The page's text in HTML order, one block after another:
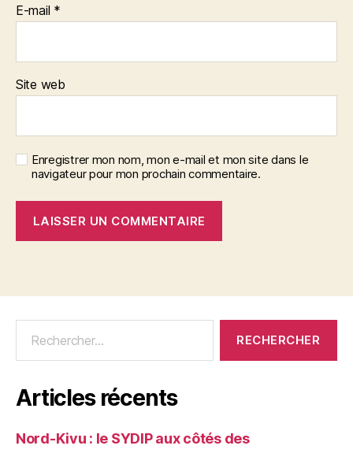
E-mail *
Site web
Enregistrer mon nom, mon e-mail et mon site dans le
navigateur pour mon prochain commentaire.
Articles récents
Nord-Kivu : le SYDIP aux côtés des